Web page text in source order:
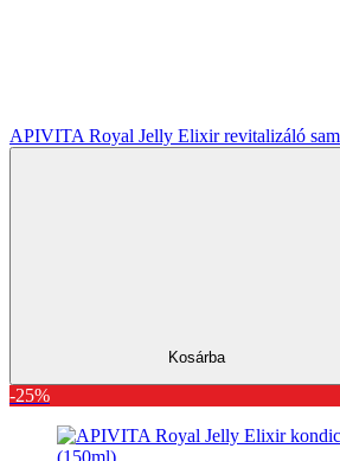
APIVITA Royal Jelly Elixir revitalizáló
Kosárba
-25%